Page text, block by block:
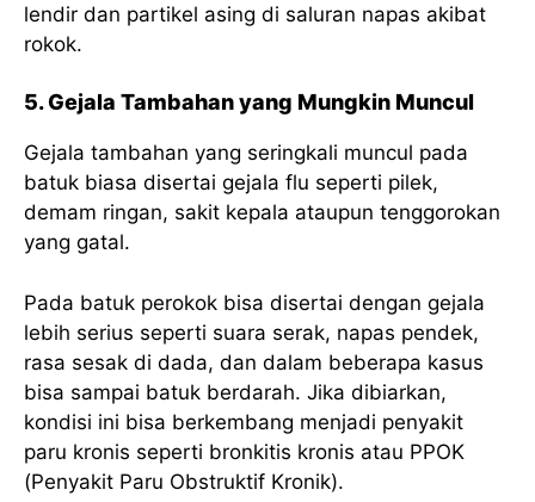
lendir dan partikel asing di saluran napas akibat
rokok.
5. Gejala Tambahan yang Mungkin Muncul
Gejala tambahan yang seringkali muncul pada
batuk biasa disertai gejala flu seperti pilek,
demam ringan, sakit kepala ataupun tenggorokan
yang gatal.
Pada batuk perokok bisa disertai dengan gejala
lebih serius seperti suara serak, napas pendek,
rasa sesak di dada, dan dalam beberapa kasus
bisa sampai batuk berdarah. Jika dibiarkan,
kondisi ini bisa berkembang menjadi penyakit
paru kronis seperti bronkitis kronis atau PPOK
(Penyakit Paru Obstruktif Kronik).